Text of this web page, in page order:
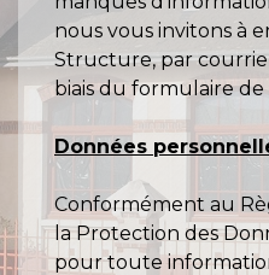
nous vous invitons à
Structure, par
biais du formulaire
Données
Conformément au
la Protection des
pour toute